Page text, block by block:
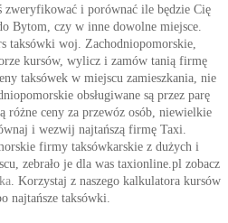
zweryfikować i porównać ile będzie Cię
Bytom, czy w inne dowolne miejsce.
taksówki woj. Zachodniopomorskie,
kursów, wylicz i zamów tanią firmę
taksówek w miejscu zamieszkania, nie
obsługiwane są przez parę
różne ceny za przewóz osób, niewielkie
i wezwij najtańszą firmę Taxi.
firmy taksówkarskie z dużych i
zebrało je dla was taxionline.pl zobacz
. Korzystaj z naszego kalkulatora kursów
najtańsze taksówki.